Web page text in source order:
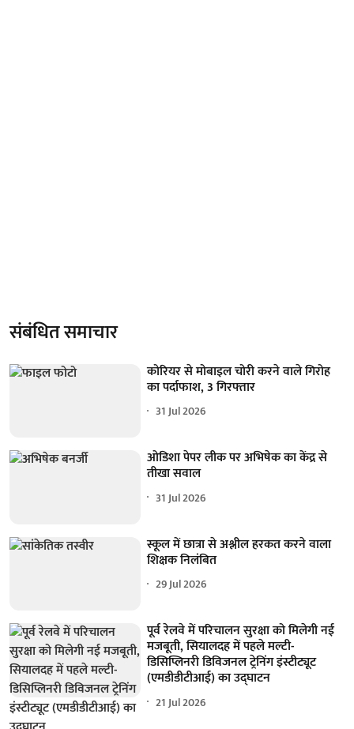
संबंधित समाचार
कोरियर से मोबाइल चोरी करने वाले गिरोह
का पर्दाफाश, 3 गिरफ्तार
31 Jul 2026
ओडिशा पेपर लीक पर अभिषेक का केंद्र से
तीखा सवाल
31 Jul 2026
स्कूल में छात्रा से अश्लील हरकत करने वाला
शिक्षक निलंबित
29 Jul 2026
पूर्व रेलवे में परिचालन सुरक्षा को मिलेगी नई
मजबूती, सियालदह में पहले मल्टी-
डिसिप्लिनरी डिविजनल ट्रेनिंग इंस्टीट्यूट
(एमडीडीटीआई) का उद्घाटन
21 Jul 2026